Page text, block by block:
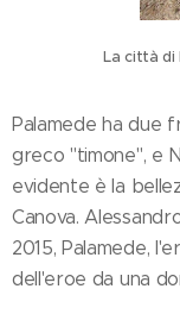
La città di
Palamede ha due
greco "timone", e
evidente è la
Canova.
2015, Palamede,
dell'eroe da una